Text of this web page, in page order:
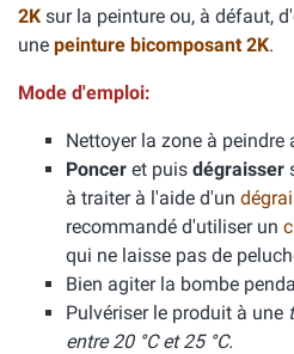
2K sur la peinture ou, à défaut,
une peinture bicomposant 2K.
Mode d'emploi:
Nettoyer la zone à peindre
Poncer et puis dégraisser
à traiter à l'aide d'un
recommandé d'utiliser un
qui ne laisse pas de
Bien agiter la bombe
Pulvériser le produit à une
entre 20 °C et 25 °C.